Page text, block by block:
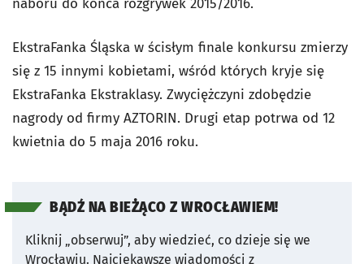
naboru do końca rozgrywek 2015/2016.
EkstraFanka Śląska w ścisłym finale konkursu zmierzy
się z 15 innymi kobietami, wśród których kryje się
EkstraFanka Ekstraklasy. Zwyciężczyni zdobędzie
nagrody od firmy AZTORIN. Drugi etap potrwa od 12
kwietnia do 5 maja 2016 roku.
BĄDŹ NA BIEŻĄCO Z WROCŁAWIEM!
Kliknij „obserwuj”, aby wiedzieć, co dzieje się we
Wrocławiu. Najciekawsze wiadomości z